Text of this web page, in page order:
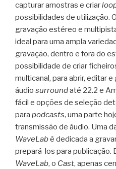
capturar amostras e criar
possibilidades de utilização. O
gravação estéreo e
ideal para uma ampla
gravação, dentro e fora do
possibilidade de criar
multicanal, para abrir, editar
áudio surroundaté 22.2 e
fácil e opções de seleção
para podcasts, uma parte
transmissão de áudio. Uma
WaveLabé dedicada a
prepará-los para publicação.
WaveLab, o Cast, apenas